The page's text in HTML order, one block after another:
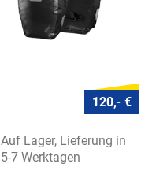
120,- €
Auf Lager, Lieferung in
5-7 Werktagen